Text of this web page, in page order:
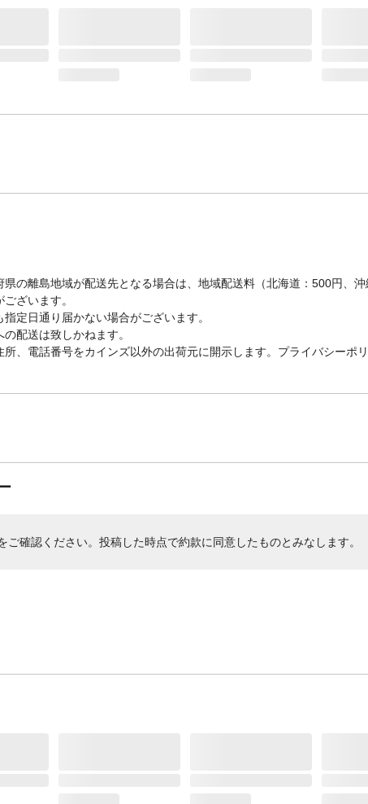
の離島地域が配送先となる場合は、地域配送料（北海道：500円、
ざいます。
定日通り届かない場合がございます。
配送は致しかねます。
、電話番号をカインズ以外の出荷元に開示します。プライバシーポ
ご確認ください。投稿した時点で約款に同意したものとみなします。